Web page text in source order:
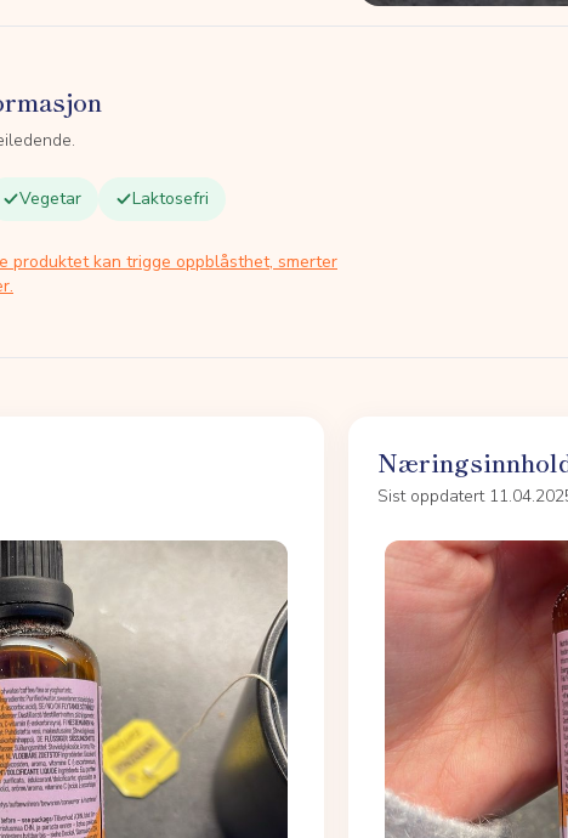
Vegetar Laktosefri
produktet kan trigge oppblåsthet, smerter
Sist oppdatert